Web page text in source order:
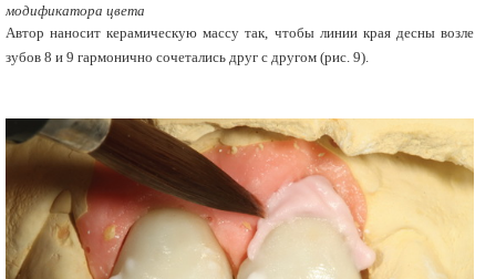
модификатора цвета
Автор наносит керамическую массу так, чтобы линии края десны возле
зубов 8 и 9 гармонично сочетались друг с другом (рис. 9).